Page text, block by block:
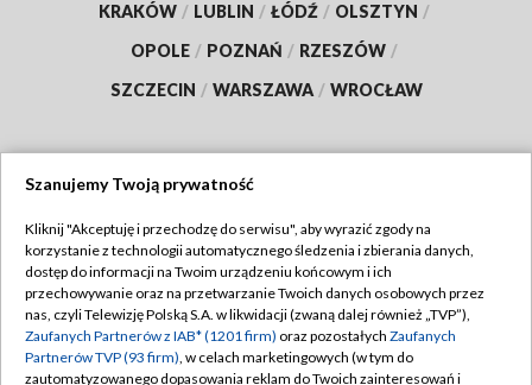
KRAKÓW / LUBLIN / ŁÓDŹ / OLSZTYN /
OPOLE / POZNAŃ / RZESZÓW /
SZCZECIN / WARSZAWA / WROCŁAW
TVP
Abonament TVP
Emisja w TVP
Centrum informacji TVP
Regulamin TVP
Polityka prywatności
Moje zgody
Szanujemy Twoją prywatność
Kliknij "Akceptuję i przechodzę do serwisu", aby wyrazić zgody na
korzystanie z technologii automatycznego śledzenia i zbierania danych,
dostęp do informacji na Twoim urządzeniu końcowym i ich
przechowywanie oraz na przetwarzanie Twoich danych osobowych przez
nas, czyli Telewizję Polską S.A. w likwidacji (zwaną dalej również „TVP”),
Zaufanych Partnerów z IAB* (1201 firm) oraz pozostałych Zaufanych
Partnerów TVP (93 firm), w celach marketingowych (w tym do
zautomatyzowanego dopasowania reklam do Twoich zainteresowań i